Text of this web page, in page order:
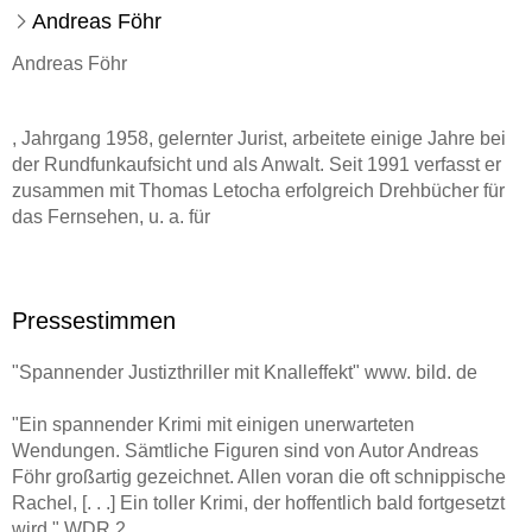
Andreas Föhr
Andreas Föhr
, Jahrgang 1958, gelernter Jurist, arbeitete einige Jahre bei
der Rundfunkaufsicht und als Anwalt. Seit 1991 verfasst er
zusammen mit Thomas Letocha erfolgreich Drehbücher für
das Fernsehen, u. a. für
,
Ein Fall für zwei
und
Der Bulle von Tölz
Pressestimmen
"Spannender Justizthriller mit Knalleffekt" www. bild. de
"Ein spannender Krimi mit einigen unerwarteten
Wendungen. Sämtliche Figuren sind von Autor Andreas
Föhr großartig gezeichnet. Allen voran die oft schnippische
Rachel, [. . .] Ein toller Krimi, der hoffentlich bald fortgesetzt